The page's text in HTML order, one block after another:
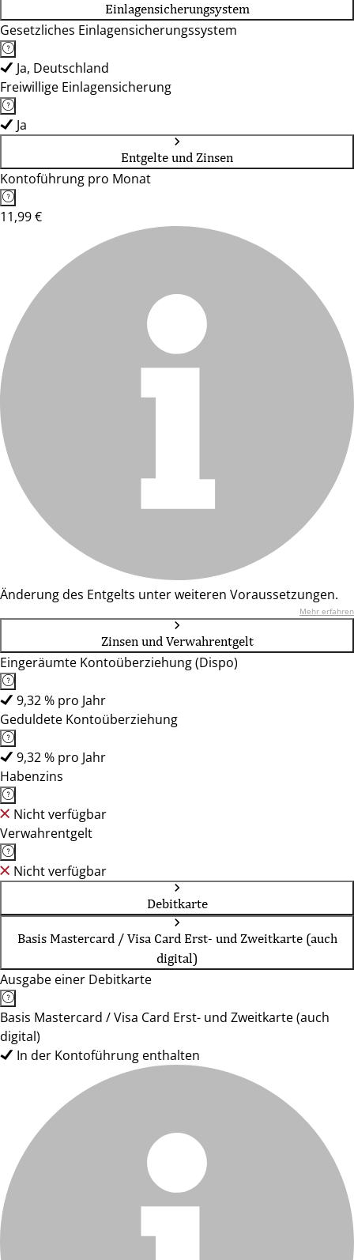
Einlagensicherungsystem
Gesetzliches Einlagensicherungssystem
Ja, Deutschland
Freiwillige Einlagensicherung
Ja
Entgelte und Zinsen
Kontoführung pro Monat
11,99 €
Änderung des Entgelts unter weiteren Voraussetzungen.
Mehr erfahren
Zinsen und Verwahrentgelt
Eingeräumte Kontoüberziehung (Dispo)
9,32 % pro Jahr
Geduldete Kontoüberziehung
9,32 % pro Jahr
Habenzins
Nicht verfügbar
Verwahrentgelt
Nicht verfügbar
Debitkarte
Basis Mastercard / Visa Card Erst- und Zweitkarte (auch
digital)
Ausgabe einer Debitkarte
Basis Mastercard / Visa Card Erst- und Zweitkarte (auch
digital)
In der Kontoführung enthalten